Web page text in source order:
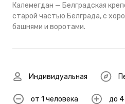
Калемегдан — Белградская
старой частью Белграда, с
башнями и воротами.
Индивидуальная
от 1 человека до 4